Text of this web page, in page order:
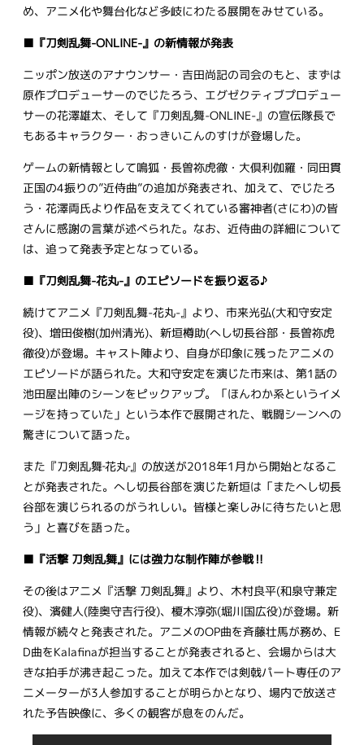
め、アニメ化や舞台化など多岐にわたる展開をみせている。
■『刀剣乱舞-ONLINE-』の新情報が発表
ニッポン放送のアナウンサー・吉田尚記の司会のもと、まずは
原作プロデューサーのでじたろう、エグゼクティブプロデュー
サーの花澤雄太、そして『刀剣乱舞-ONLINE-』の宣伝隊長で
もあるキャラクター・おっきいこんのすけが登場した。
ゲームの新情報として鳴狐・長曽祢虎徹・大倶利伽羅・同田貫
正国の4振りの”近侍曲”の追加が発表され、加えて、でじたろ
う・花澤両氏より作品を支えてくれている審神者(さにわ)の皆
さんに感謝の言葉が述べられた。なお、近侍曲の詳細について
は、追って発表予定となっている。
■『刀剣乱舞-花丸-』のエピソードを振り返る♪
続けてアニメ『刀剣乱舞-花丸-』より、市来光弘(大和守安定
役)、増田俊樹(加州清光)、新垣樽助(へし切長谷部・長曽祢虎
徹役)が登場。キャスト陣より、自身が印象に残ったアニメの
エピソードが語られた。大和守安定を演じた市来は、第1話の
池田屋出陣のシーンをピックアップ。「ほんわか系というイメ
ージを持っていた」という本作で展開された、戦闘シーンへの
驚きについて語った。
また『刀剣乱舞‐花丸‐』の放送が2018年1月から開始となるこ
とが発表された。へし切長谷部を演じた新垣は「またへし切長
谷部を演じられるのがうれしい。皆様と楽しみに待ちたいと思
う」と喜びを語った。
■『活撃 刀剣乱舞』には強力な制作陣が参戦‼
その後はアニメ『活撃 刀剣乱舞』より、木村良平(和泉守兼定
役)、濱健人(陸奥守吉行役)、榎木淳弥(堀川国広役)が登場。新
情報が続々と発表された。アニメのOP曲を斉藤壮馬が務め、E
D曲をKalafinaが担当することが発表されると、会場からは大
きな拍手が沸き起こった。加えて本作では剣戟パート専任のア
ニメーターが3人参加することが明らかとなり、場内で放送さ
れた予告映像に、多くの観客が息をのんだ。